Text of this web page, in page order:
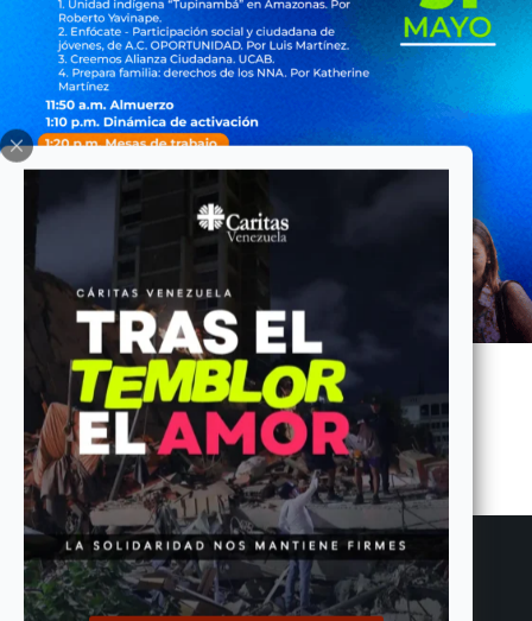
ANTERIOR SIGUIENTE
Entradas relacionadas